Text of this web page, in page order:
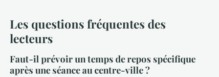
Les questions fréquentes des
lecteurs
Faut-il prévoir un temps de repos spécifique
après une séance au centre-ville ?